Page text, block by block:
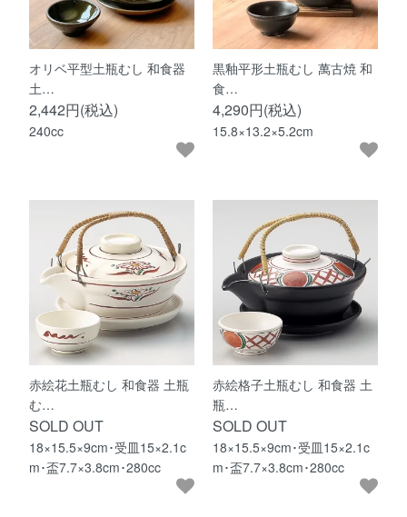
オリベ平型土瓶むし 和食器
土…
2,442円(税込)
240cc
黒釉平形土瓶むし 萬古焼 和
食…
4,290円(税込)
15.8×13.2×5.2cm
赤絵花土瓶むし 和食器 土瓶
む…
SOLD OUT
18×15.5×9cm･受皿15×2.1c
m･盃7.7×3.8cm･280cc
赤絵格子土瓶むし 和食器 土
瓶…
SOLD OUT
18×15.5×9cm･受皿15×2.1c
m･盃7.7×3.8cm･280cc